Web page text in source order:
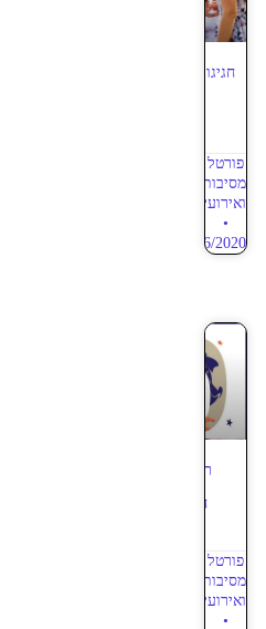
חגיגות ימי הולדת למבוגרים
פורטל
מסיבות
ואירועים
18/06/2020
רעיונות ליום הולדת
חמישים – מאמר 1
פורטל
מסיבות
ואירועים